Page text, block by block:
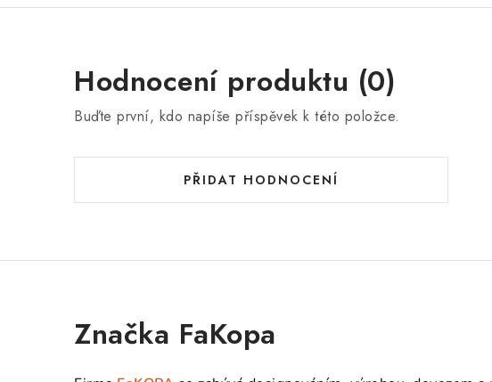
Hodnocení produktu (0)
Buďte první, kdo napíše příspěvek k této položce.
PŘIDAT HODNOCENÍ
Značka FaKopa